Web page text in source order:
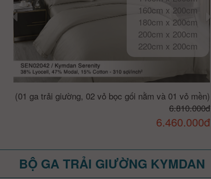
160cm x 200cm
180cm x 200cm
200cm x 200cm
220cm x 200cm
(01 ga trải giường, 02 vỏ bọc gối nằm và 01 vỏ mền)
6.810.000đ
6.460.000đ
BỘ GA TRẢI GIƯỜNG KYMDAN